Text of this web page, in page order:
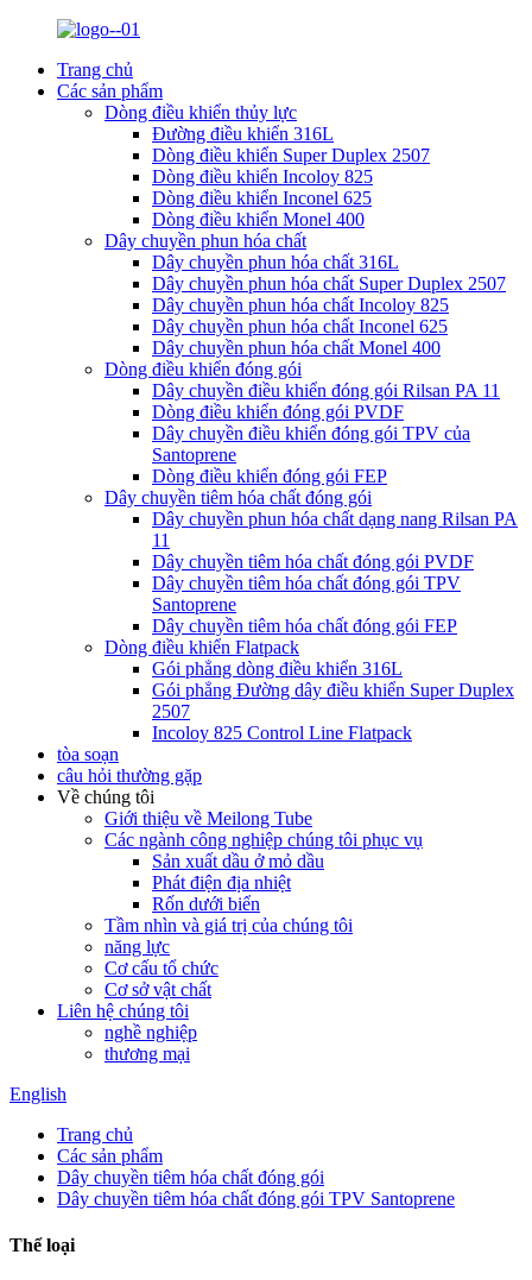
Trang chủ
Các sản phẩm
Dòng điều khiển thủy lực
Đường điều khiển 316L
Dòng điều khiển Super Duplex 2507
Dòng điều khiển Incoloy 825
Dòng điều khiển Inconel 625
Dòng điều khiển Monel 400
Dây chuyền phun hóa chất
Dây chuyền phun hóa chất 316L
Dây chuyền phun hóa chất Super Duplex 2507
Dây chuyền phun hóa chất Incoloy 825
Dây chuyền phun hóa chất Inconel 625
Dây chuyền phun hóa chất Monel 400
Dòng điều khiển đóng gói
Dây chuyền điều khiển đóng gói Rilsan PA 11
Dòng điều khiển đóng gói PVDF
Dây chuyền điều khiển đóng gói TPV của
Santoprene
Dòng điều khiển đóng gói FEP
Dây chuyền tiêm hóa chất đóng gói
Dây chuyền phun hóa chất dạng nang Rilsan PA
11
Dây chuyền tiêm hóa chất đóng gói PVDF
Dây chuyền tiêm hóa chất đóng gói TPV
Santoprene
Dây chuyền tiêm hóa chất đóng gói FEP
Dòng điều khiển Flatpack
Gói phẳng dòng điều khiển 316L
Gói phẳng Đường dây điều khiển Super Duplex
2507
Incoloy 825 Control Line Flatpack
tòa soạn
câu hỏi thường gặp
Về chúng tôi
Giới thiệu về Meilong Tube
Các ngành công nghiệp chúng tôi phục vụ
Sản xuất dầu ở mỏ dầu
Phát điện địa nhiệt
Rốn dưới biển
Tầm nhìn và giá trị của chúng tôi
năng lực
Cơ cấu tổ chức
Cơ sở vật chất
Liên hệ chúng tôi
nghề nghiệp
thương mại
English
Trang chủ
Các sản phẩm
Dây chuyền tiêm hóa chất đóng gói
Dây chuyền tiêm hóa chất đóng gói TPV Santoprene
Thể loại